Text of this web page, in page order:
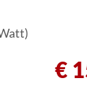
€